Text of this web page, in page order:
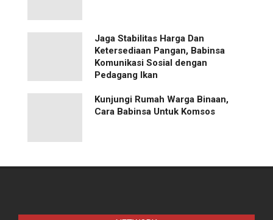
Jaga Stabilitas Harga Dan
Ketersediaan Pangan, Babinsa
Komunikasi Sosial dengan
Pedagang Ikan
Kunjungi Rumah Warga Binaan,
Cara Babinsa Untuk Komsos